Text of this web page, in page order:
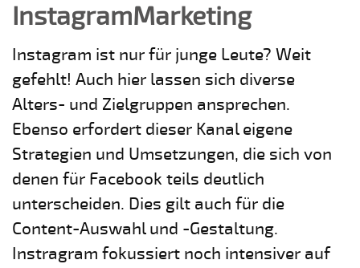
InstagramMarketing
Instagram ist nur für junge Leute? Weit
gefehlt! Auch hier lassen sich diverse
Alters- und Zielgruppen ansprechen.
Ebenso erfordert dieser Kanal eigene
Strategien und Umsetzungen, die sich von
denen für Facebook teils deutlich
unterscheiden. Dies gilt auch für die
Content-Auswahl und -Gestaltung.
Instragram fokussiert noch intensiver auf